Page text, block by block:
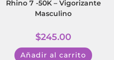
Rhino 7 -50K – Vigorizante
Masculino
$245.00
Añadir al carrito